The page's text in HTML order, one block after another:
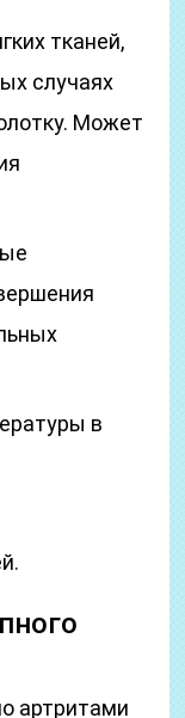
тканей,
случаях
Может
в
артритами